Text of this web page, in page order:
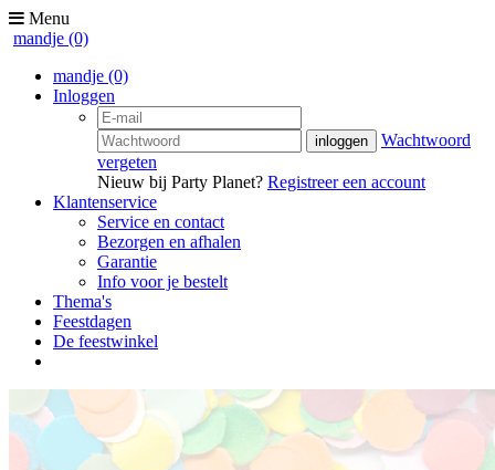
Menu
mandje (0)
mandje (0)
Inloggen
Wachtwoord
vergeten
Nieuw bij Party Planet? Registreer een account
Klantenservice
Service en contact
Bezorgen en afhalen
Garantie
Info voor je bestelt
Thema's
Feestdagen
De feestwinkel